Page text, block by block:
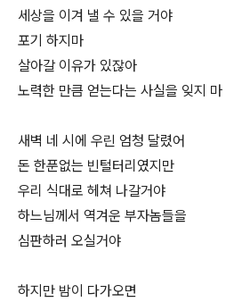
세상을 이겨 낼 수 있을 거야
포기 하지마
살아갈 이유가 있잖아
노력한 만큼 얻는다는 사실을 잊지 마
새벽 네 시에 우린 엄청 달렸어
돈 한푼없는 빈털터리였지만
우리 식대로 헤쳐 나갈거야
하느님께서 역겨운 부자놈들을
심판하러 오실거야
하지만 밤이 다가오면